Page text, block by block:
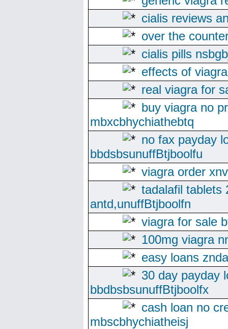
cialis reviews
over the
cialis pills
effects of
real viagra for
buy viagra no
mbxcbhychiathebtq
no fax payday
bbdsbsunuffBtjboolfu
viagra order
tadalafil tablets
antd,unuffBtjboolfn
viagra for sale
100mg viagra
easy loans
30 day payday
bbdbsbsunuffBtjboolfx
cash loan no
mbscbhychiatheisj